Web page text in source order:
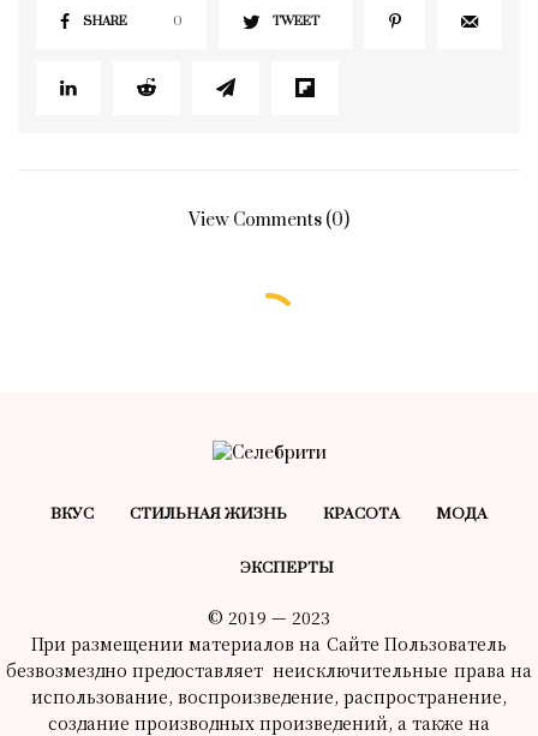
SHARE 0 TWEET
View Comments (0)
официальный выход Кейт
и это была особенная встреча